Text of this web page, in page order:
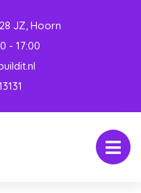
JZ, Hoorn
- 17:00